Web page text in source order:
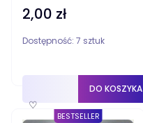
Cena
2,00 zł
Dostępność: 7 sztuk
♡
DO KOSZYKA
BESTSELLER